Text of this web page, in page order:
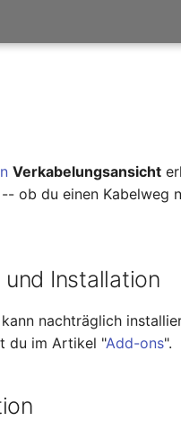
Verkabelungsansicht
ob du einen
Installation
nachträglich
du im Artikel "Add-ons".